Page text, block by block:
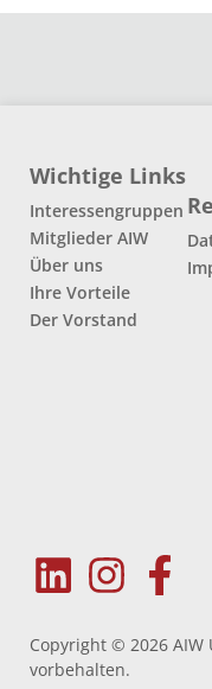
Wichtige Links
Interessengruppen
Mitglieder AIW
Über uns
Ihre Vorteile
Der Vorstand
Copyright © 2026
vorbehalten.